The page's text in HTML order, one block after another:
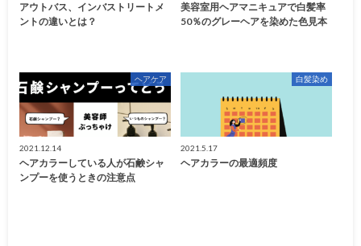
アウトバス、インバストリートメ
ントの違いとは？
美容室用ヘアマニキュアで白髪率
50％のグレーヘアを染めた色見本
ヘアケア
2021.12.14
ヘアカラーしている人が石鹸シャ
ンプーを使うときの注意点
白髪染め
2021.5.17
ヘアカラーの最適頻度